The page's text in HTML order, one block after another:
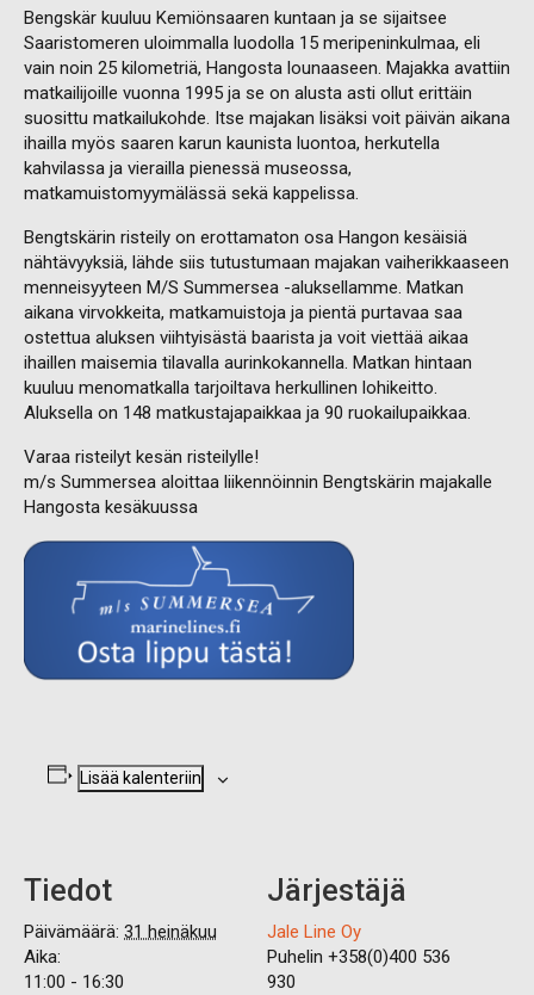
Bengskär kuuluu Kemiönsaaren kuntaan ja se sijaitsee
Saaristomeren uloimmalla luodolla 15 meripeninkulmaa, eli
vain noin 25 kilometriä, Hangosta lounaaseen. Majakka avattiin
matkailijoille vuonna 1995 ja se on alusta asti ollut erittäin
suosittu matkailukohde. Itse majakan lisäksi voit päivän aikana
ihailla myös saaren karun kaunista luontoa, herkutella
kahvilassa ja vierailla pienessä museossa,
matkamuistomyymälässä sekä kappelissa.
Bengtskärin risteily on erottamaton osa Hangon kesäisiä
nähtävyyksiä, lähde siis tutustumaan majakan vaiherikkaaseen
menneisyyteen M/S Summersea -aluksellamme. Matkan
aikana virvokkeita, matkamuistoja ja pientä purtavaa saa
ostettua aluksen viihtyisästä baarista ja voit viettää aikaa
ihaillen maisemia tilavalla aurinkokannella. Matkan hintaan
kuuluu menomatkalla tarjoiltava herkullinen lohikeitto.
Aluksella on 148 matkustajapaikkaa ja 90 ruokailupaikkaa.
Varaa risteilyt kesän risteilylle!
m/s Summersea aloittaa liikennöinnin Bengtskärin majakalle
Hangosta kesäkuussa
Lisää kalenteriin
Tiedot
Päivämäärä: 31 heinäkuu
Aika:
11:00 - 16:30
Järjestäjä
Jale Line Oy
Puhelin +358(0)400 536
930